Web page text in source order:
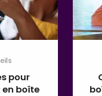
pour
en boîte